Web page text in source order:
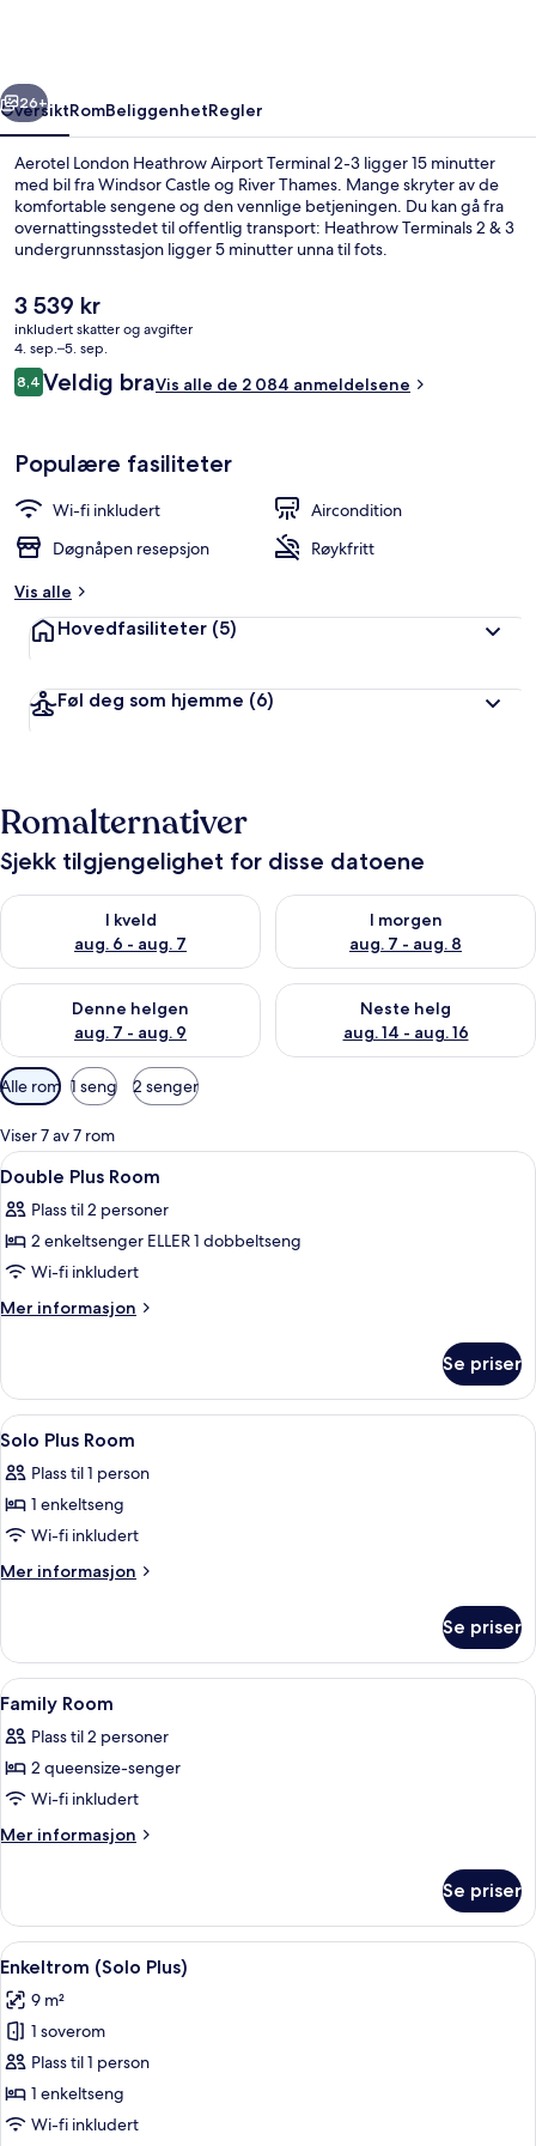
3
Neste
26+
OversiktRomBeliggenhetRegler
Aerotel London Heathrow Airport Terminal 2-3 ligger 15 minutter
med bil fra Windsor Castle og River Thames. Mange skryter av de
komfortable sengene og den vennlige betjeningen. Du kan gå fra
overnattingsstedet til offentlig transport: Heathrow Terminals 2 & 3
undergrunnsstasjon ligger 5 minutter unna til fots.
Den
nåværende
prisen
er
3 539 kr
3 539 kr
inkludert skatter og avgifter
4. sep.–5. sep.
Anmeldelser
8,48,4 av 10 –
Veldig braVis alle de 2 084 anmeldelsene
Populære fasiliteter
Wi-fi inkludert
Aircondition
Døgnåpen resepsjon
Røykfritt
Vis alle
Hovedfasiliteter (5)
Føl deg som hjemme (6)
Romalternativer
Sjekk tilgjengelighet for disse datoene
I kveld
aug. 6 - aug. 7
Sjekk tilgjengelighet for i kveld, aug. 6 - aug. 7
I morgen
aug. 7 - aug. 8
Sjekk tilgjengelighet for i
Denne helgen
aug. 7 - aug. 9
Sjekk tilgjengelighet for denne helgen, aug. 7 - aug. 9
Neste helg
aug. 14 - aug. 16
Sjekk tilgjengelighet for neste
Tilgjengelige
filtre
for
rom
Alle rom 1 seng 2 senger
Viser 7 av 7 rom
Åpne
alle
bildene
av
Double
Plus
Skrivebord, lydisolert, wi-fi
4
Double Plus Room
Plass til 2 personer
2 enkeltsenger ELLER 1 dobbeltseng
Wi-fi inkludert
Mer informasjon
Mer
Plus
Room
Se priser
Åpne
alle
bildene
av
Solo
Plus
Dusj, toalettartikler (inkludert),
2
Solo Plus Room
Plass til 1 person
1 enkeltseng
Wi-fi inkludert
Mer informasjon
Mer
Plus
Room
Se priser
Åpne
alle
bildene
av
Family
Room
Skrivebord, lydisolert, wi-fi
4
Family Room
Plass til 2 personer
2 queensize-senger
Wi-fi inkludert
Mer informasjon
Mer
Room
Se priser
Åpne
alle
bildene
av
Enkeltrom
(Solo
Plus)
Enkeltrom (Solo Plus) | Skrivebord,
7
Enkeltrom (Solo Plus)
9 m²
1 soverom
Plass til 1 person
1 enkeltseng
Wi-fi inkludert